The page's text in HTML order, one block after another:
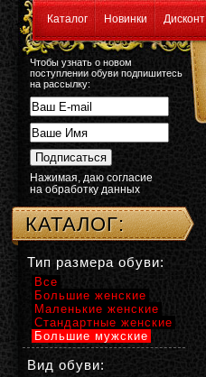
Каталог Новинки Дисконт
Чтобы узнать о новом
поступлении обуви подпишитесь
на рассылку:
Нажимая, даю согласие
на обработку данных
КАТАЛОГ:
Тип размера обуви:
Все
Большие женские
Маленькие женские
Стандартные женские
Большие мужские
Вид обуви: